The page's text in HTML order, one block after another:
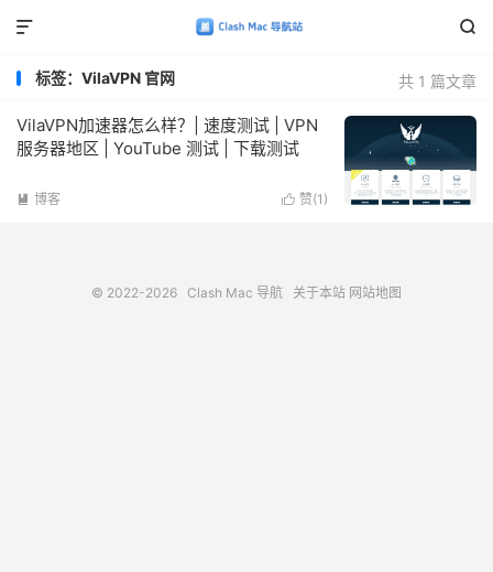


共 1 篇文章
标签：VilaVPN 官网
VilaVPN加速器怎么样？| 速度测试 | VPN
服务器地区 | YouTube 测试 | 下载测试
 赞(1 )
 博客
© 2022-2026 Clash Mac 导航 关于本站 网站地图